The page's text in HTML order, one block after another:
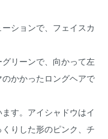
ションで、フェイスカ
リーンで、向かって左
かかったロングヘアで
す。アイシャドウはイ
りした形のピンク、チ